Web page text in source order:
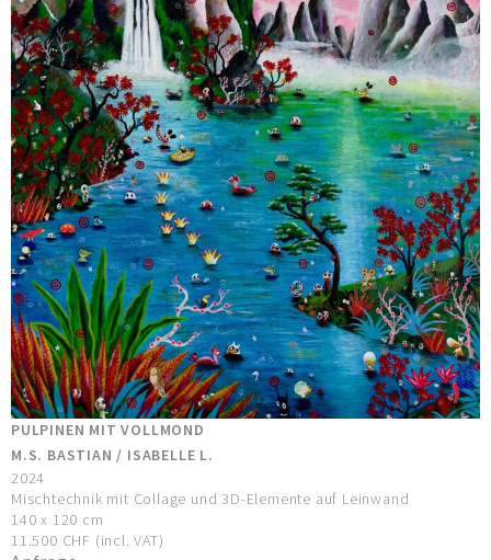
PULPINEN MIT VOLLMOND
M.S. BASTIAN / ISABELLE L.
2024
Mischtechnik mit Collage und 3D-Elemente auf Leinwand
140 x 120 cm
11.500 CHF (incl. VAT)